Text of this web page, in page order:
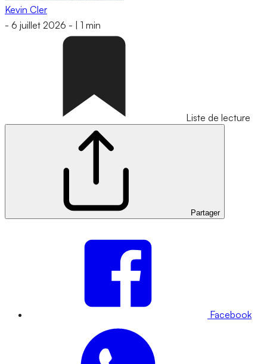
Kevin Cler
- 6 juillet 2026 - 1 min
Liste de lecture
Partager
Facebook